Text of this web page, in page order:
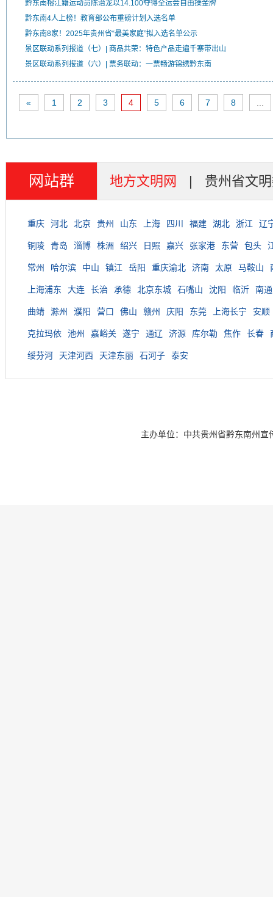
黔东南榕江籍运动员陈治龙以14.100夺得全运会自由操金牌
黔东南4人上榜！教育部公布重磅计划入选名单
黔东南8家！2025年贵州省“最美家庭”拟入选名单公示
景区联动系列报道（七）| 商品共荣：特色产品走遍千寨带出山
景区联动系列报道（六）| 票务联动：一票畅游锦绣黔东南
« 1 2 3 4 5 6 7 8
网站群 地方文明网 | 贵州省文
重庆 河北 北京 贵州 山东 上海 四川 福建 湖北 浙江 辽
铜陵 青岛 淄博 株洲 绍兴 日照 嘉兴 张家港 东营 包头
常州 哈尔滨 中山 镇江 岳阳 重庆渝北 济南 太原 马鞍山
上海浦东 大连 长治 承德 北京东城 石嘴山 沈阳 临沂 南通
曲靖 滁州 濮阳 营口 佛山 赣州 庆阳 东莞 上海长宁 安顺
克拉玛依 池州 嘉峪关 遂宁 通辽 济源 库尔勒 焦作 长春
绥芬河 天津河西 天津东丽 石河子 泰安
主办单位：中共贵州省黔东南州宣